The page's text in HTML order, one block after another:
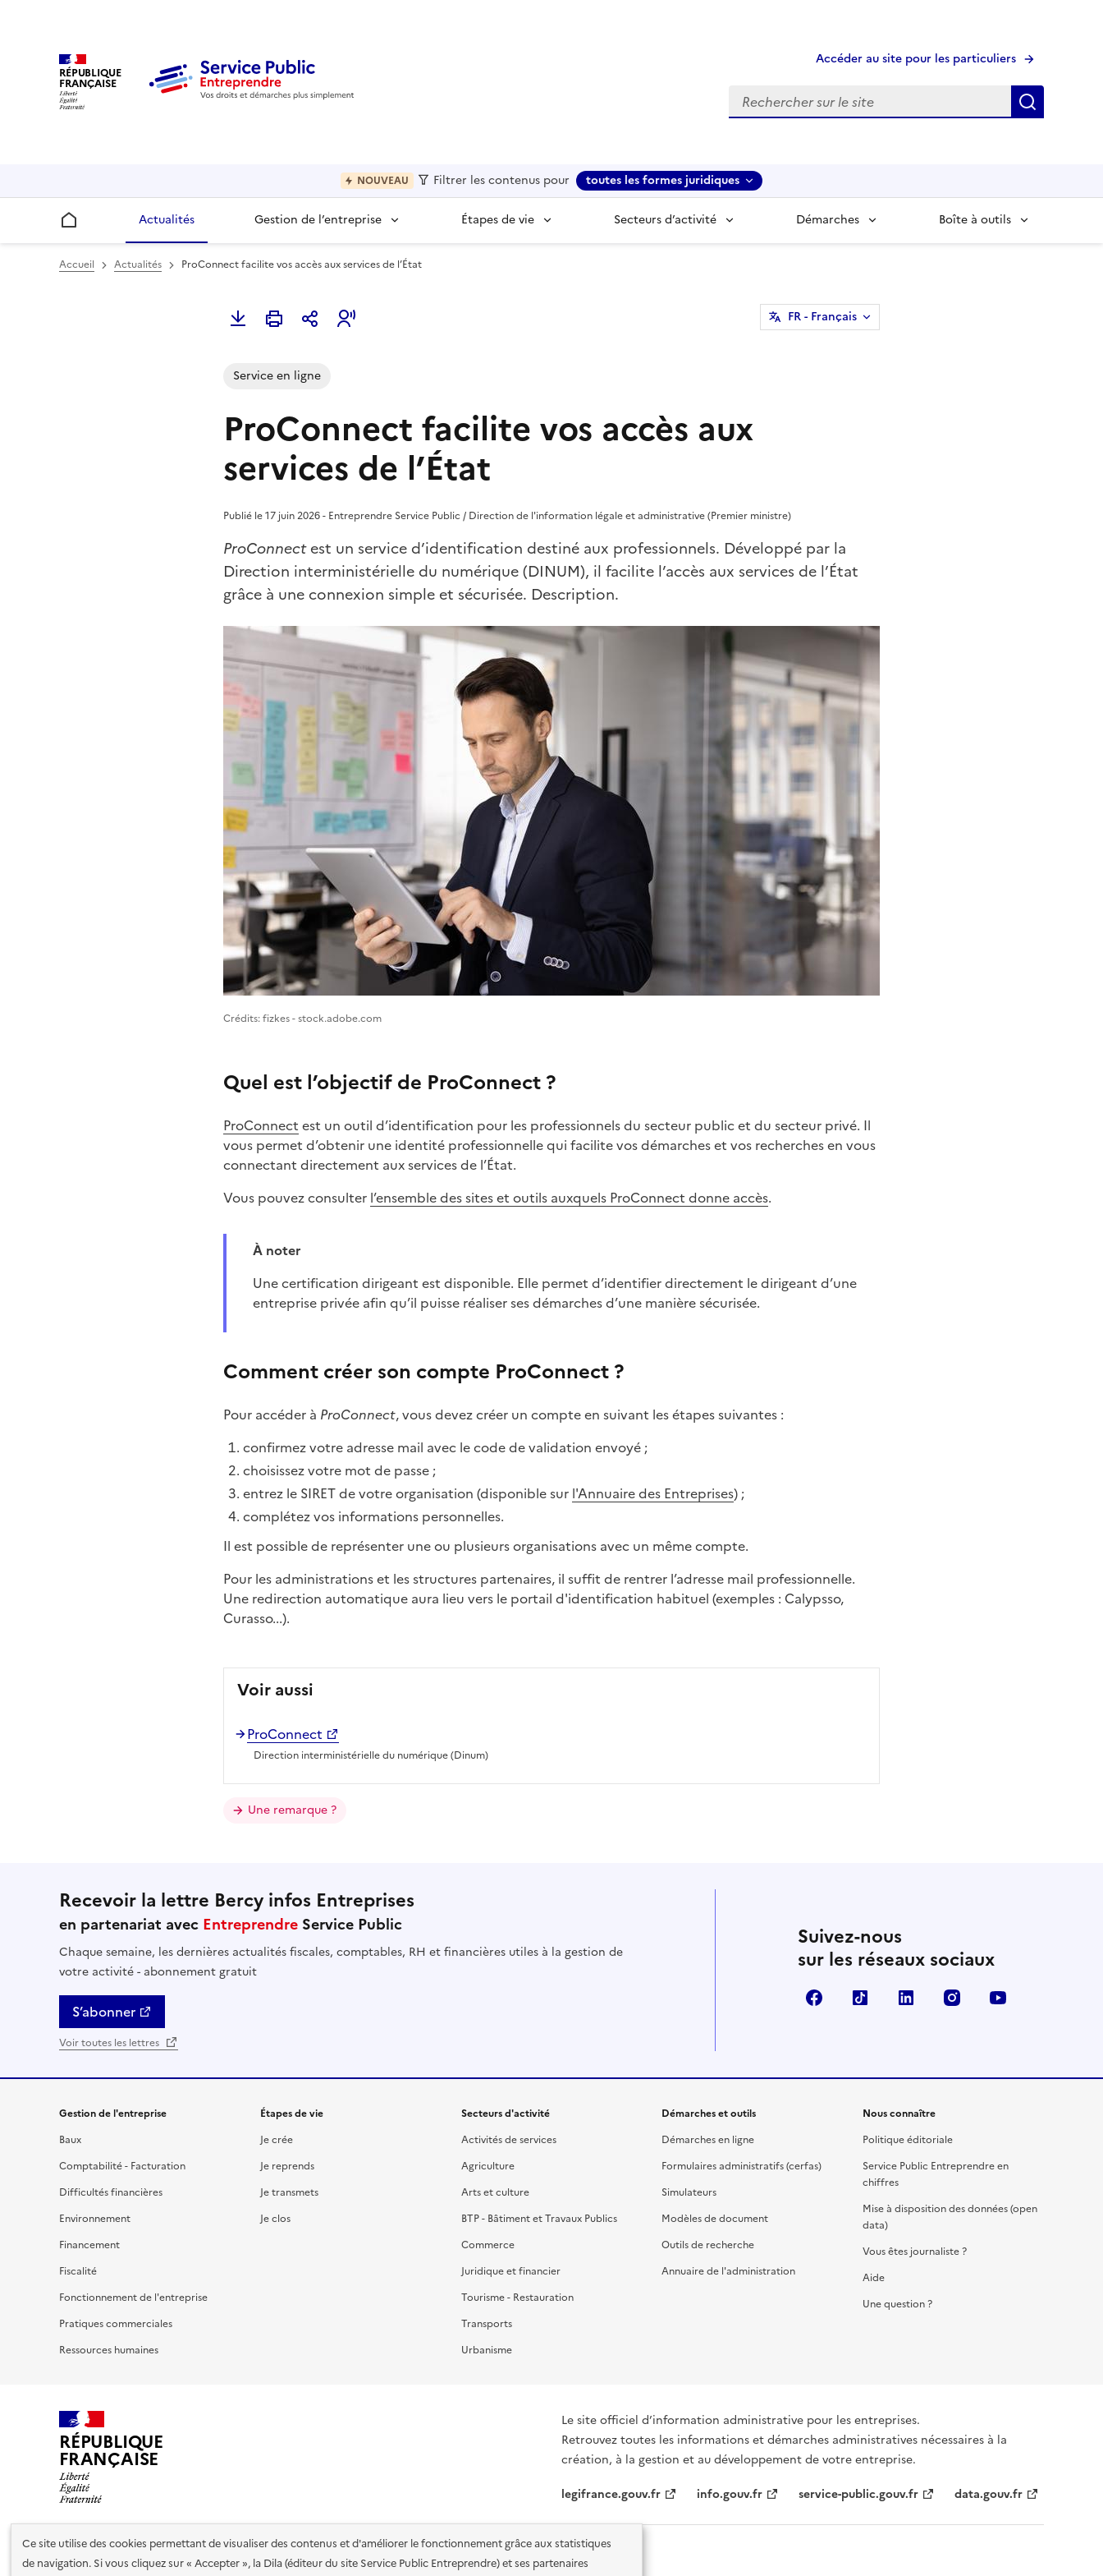
Ce site utilise des cookies permettant de visualiser des contenus et d'améliorer le fonctionnement grâce aux statistiques
de navigation. Si vous cliquez sur « Accepter », la Dila (éditeur du site Service Public Entreprendre) et ses partenaires
RÉPUBLIQUE
FRANÇAISE
Accéder au site pour les particuliers
Recherche
NOUVEAU Filtrer les contenus pour toutes les formes juridiques
Accueil Actualités Gestion de l’entreprise Étapes de vie Secteurs d’activité Démarches Boîte à outils
Accueil Actualités ProConnect facilite vos accès aux services de l’État
FR- Français
Service en ligne
ProConnect facilite vos accès aux
services de l’État
Publié le 17 juin 2026 - Entreprendre Service Public / Direction de l'information légale et administrative (Premier ministre)
ProConnectest un service d’identification destiné aux professionnels. Développé par la
Direction interministérielle du numérique (DINUM), il facilite l’accès aux services de l’État
grâce à une connexion simple et sécurisée. Description.
Image 1
Crédits: fizkes - stock.adobe.com
Quel est l’objectif de ProConnect ?
ProConnect est un outil d’identification pour les professionnels du secteur public et du secteur privé. Il
vous permet d’obtenir une identité professionnelle qui facilite vos démarches et vos recherches en vous
connectant directement aux services de l’État.
Vous pouvez consulter l’ensemble des sites et outils auxquels ProConnect donne accès.
À noter
Une certification dirigeant est disponible. Elle permet d’identifier directement le dirigeant d’une
entreprise privée afin qu’il puisse réaliser ses démarches d’une manière sécurisée.
Comment créer son compte ProConnect ?
Pour accéder à ProConnect, vous devez créer un compte en suivant les étapes suivantes :
confirmez votre adresse mail avec le code de validation envoyé ;
choisissez votre mot de passe ;
entrez le SIRET de votre organisation (disponible sur l'Annuaire des Entreprises) ;
complétez vos informations personnelles.
Il est possible de représenter une ou plusieurs organisations avec un même compte.
Pour les administrations et les structures partenaires, il suffit de rentrer l’adresse mail professionnelle.
Une redirection automatique aura lieu vers le portail d'identification habituel (exemples : Calypsso,
Curasso...).
Voir aussi
ProConnect
Direction interministérielle du numérique (Dinum)
Une remarque ?
Recevoir la lettre Bercy infos Entreprises
en partenariat avec Entreprendre Service Public
Chaque semaine, les dernières actualités fiscales, comptables, RH et financières utiles à la gestion de
votre activité - abonnement gratuit
S’abonner
Voir toutes les lettres
Suivez-nous
sur les réseaux sociaux
FacebookTikTok Linkedin Instagram
Gestion de l'entreprise
Baux
Comptabilité - Facturation
Difficultés financières
Environnement
Financement
Fiscalité
Fonctionnement de l'entreprise
Pratiques commerciales
Ressources humaines
Étapes de vie
Je crée
Je reprends
Je transmets
Je clos
Secteurs d'activité
Activités de services
Agriculture
Arts et culture
BTP - Bâtiment et Travaux Publics
Commerce
Juridique et financier
Tourisme - Restauration
Transports
Urbanisme
Démarches et outils
Démarches en ligne
Formulaires administratifs (cerfas)
Simulateurs
Modèles de document
Outils de recherche
Annuaire de l'administration
Nous connaître
Politique éditoriale
Service Public Entreprendre en
chiffres
Mise à disposition des données (open
data)
Vous êtes journaliste ?
Aide
Une question ?
RÉPUBLIQUE
FRANÇAISE
Le site officiel d’information administrative pour les entreprises.
Retrouvez toutes les informations et démarches administratives nécessaires à la
création, à la gestion et au développement de votre entreprise.
legifrance.gouv.fr
info.gouv.fr service-public.gouv.fr data.gouv.fr
Nos partenaires